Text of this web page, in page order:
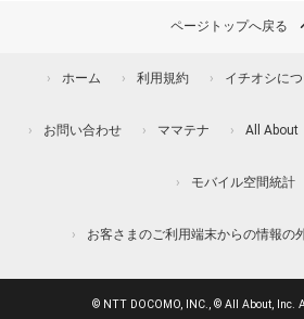
ページトップへ戻る
ホーム 利用規約 イチオシに
お問い合わせ ママテナ All About
モバイル空間統計
お客さまのご利用端末からの情報の
© NTT DOCOMO, INC., © All About, Inc.